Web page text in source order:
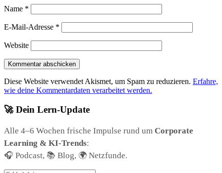
Name *
E-Mail-Adresse *
Website
Diese Website verwendet Akismet, um Spam zu reduzieren. Erfahre,
wie deine Kommentardaten verarbeitet werden.
🚀 Dein Lern-Update
Alle 4–6 Wochen frische Impulse rund um Corporate
Learning & KI-Trends:
🎧 Podcast, 📚 Blog, 🌍 Netzfunde.